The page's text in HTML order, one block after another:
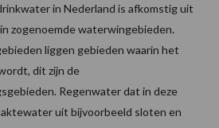
in Nederland is afkomstig uit
zogenoemde waterwingebieden.
liggen gebieden waarin het
dit zijn de
Regenwater dat in deze
uit bijvoorbeeld sloten en